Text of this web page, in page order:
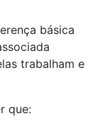
básica
trabalham e
que: